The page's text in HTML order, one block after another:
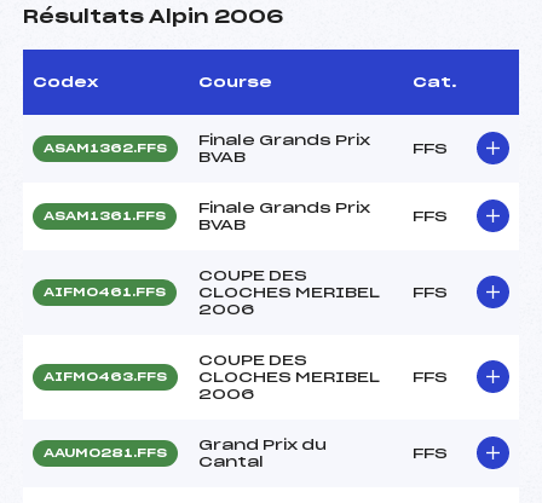
Résultats Alpin 2006
Codex Course Cat.
ASAM1362.FFS
Finale Grands Prix
BVAB
FFS
ASAM1361.FFS
Finale Grands Prix
BVAB
FFS
AIFM0461.FFS
COUPE DES
CLOCHES MERIBEL
2006
FFS
AIFM0463.FFS
COUPE DES
CLOCHES MERIBEL
2006
FFS
AAUM0281.FFS
Grand Prix du
Cantal
FFS